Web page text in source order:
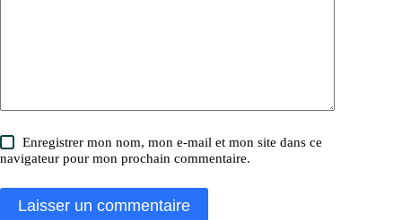
Enregistrer mon nom, mon e-mail et mon site dans ce
navigateur pour mon prochain commentaire.
Laisser un commentaire